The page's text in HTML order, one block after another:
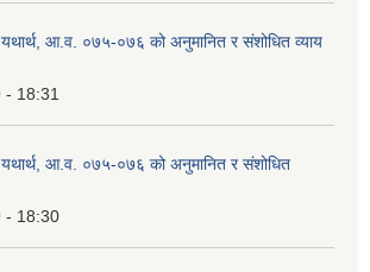
आ.व. ०७५-०७६ को अनुमानित र संशोधित व्याय
18:31
आ.व. ०७५-०७६ को अनुमानित र संशोधित
- 18:30